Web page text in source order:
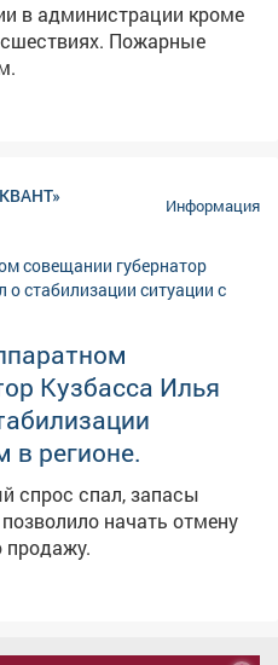
в администрации кроме
Пожарные
Информация
Кузбасса Илья
в регионе.
спрос спал, запасы
начать отмену
продажу.